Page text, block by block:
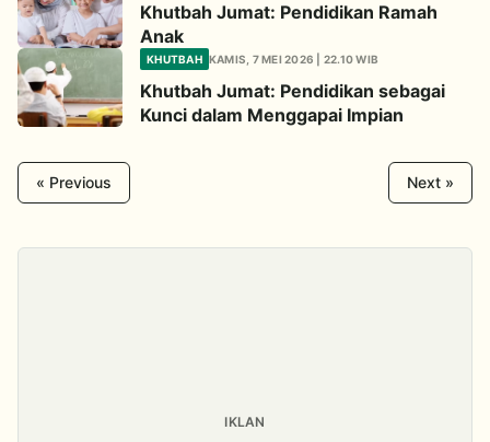
Khutbah Jumat: Pendidikan Ramah
Anak
KHUTBAH KAMIS, 7 MEI 2026 | 22.10 WIB
Khutbah Jumat: Pendidikan sebagai
Kunci dalam Menggapai Impian
« Previous Next »
IKLAN